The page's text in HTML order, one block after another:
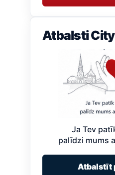
Atbalsti
Ja Tev
palīdzi mums
Atbalstīt